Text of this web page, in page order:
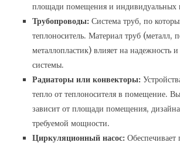
площади помещения и индивидуальных
Трубопроводы: Система труб, по
теплоноситель. Материал труб (металл,
металлопластик) влияет на надежность и
системы.
Радиаторы или конвекторы:
тепло от теплоносителя в помещение.
зависит от площади помещения,
требуемой мощности.
Циркуляционный насос: